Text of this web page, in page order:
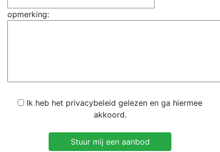
opmerking:
Ik heb het privacybeleid gelezen en ga hiermee
akkoord.